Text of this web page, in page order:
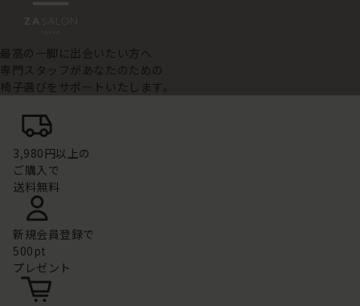
最高の一脚に出会いたい方へ
専門スタッフがあなたのための
椅子選びをサポートいたします。
3,980円以上の
ご購入で
送料無料
新規会員登録で
500pt
プレゼント